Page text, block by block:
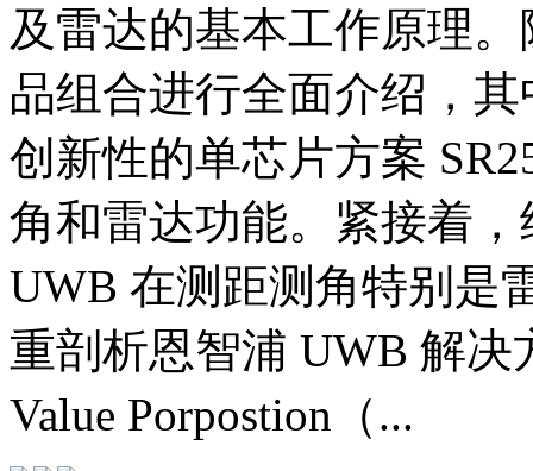
及雷达的基本工作原理
品组合进行全面介绍，
创新性的单芯片方案
角和雷达功能。紧接着
UWB 在测距测角特别是
重剖析恩智浦 UWB 解
Value Porpostion（...